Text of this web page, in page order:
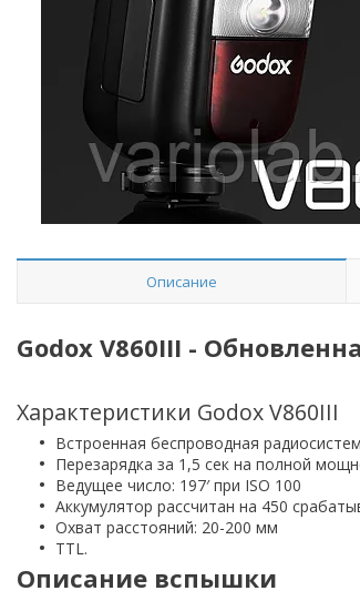
Описание
Godox V860III -
Характеристики Godox V860III
Встроенная беспроводная
Перезарядка за 1,5 сек на полной
Ведущее число: 197′ при ISO 100
Аккумулятор рассчитан на 450
Охват расстояний: 20-200 мм
TTL.
Описание вспышки